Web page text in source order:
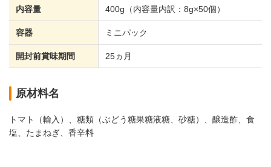
内容量 400g（内容量内訳：8g×50個）
容器 ミニパック
開封前賞味期間 25ヵ月
原材料名
トマト（輸入）、糖類（ぶどう糖果糖液糖、砂糖）、醸造酢、食
塩、たまねぎ、香辛料